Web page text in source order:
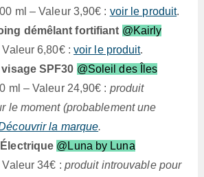
ml – Valeur 3,90€ : voir le produit.
démêlant fortifiant @Kairly
6,80€ : voir le produit.
SPF30 @Soleil des Îles
ml – Valeur 24,90€ : produit
le moment (probablement une
la marque.
@Luna by Luna
34€ : produit introuvable pour